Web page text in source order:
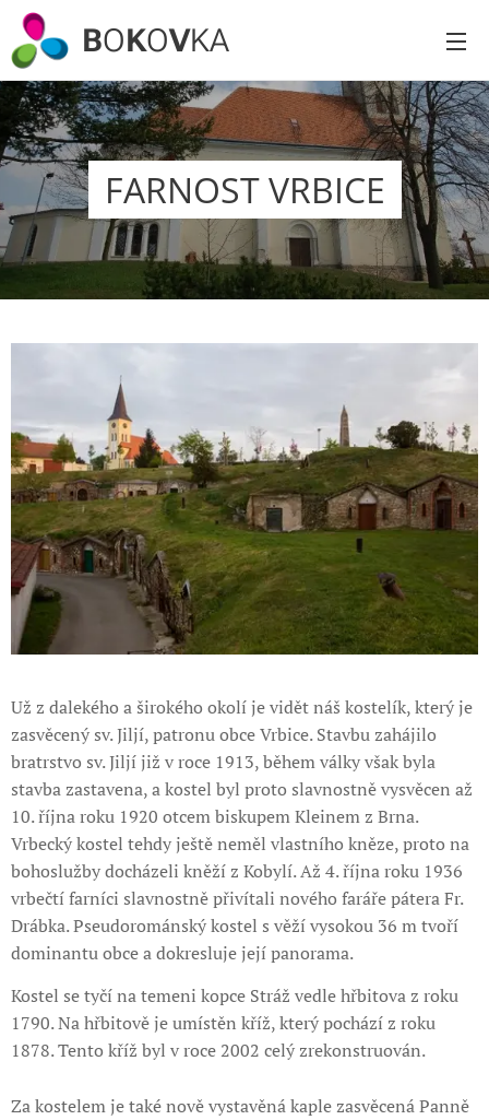
BOKOVKA
FARNOST VRBICE
Už z dalekého a širokého okolí je vidět náš kostelík, který je
zasvěcený sv. Jiljí, patronu obce Vrbice. Stavbu zahájilo
bratrstvo sv. Jiljí již v roce 1913, během války však byla
stavba zastavena, a kostel byl proto slavnostně vysvěcen až
10. října roku 1920 otcem biskupem Kleinem z Brna.
Vrbecký kostel tehdy ještě neměl vlastního kněze, proto na
bohoslužby docházeli kněží z Kobylí. Až 4. října roku 1936
vrbečtí farníci slavnostně přivítali nového faráře pátera Fr.
Drábka. Pseudorománský kostel s věží vysokou 36 m tvoří
dominantu obce a dokresluje její panorama.
Kostel se tyčí na temeni kopce Stráž vedle hřbitova z roku
1790. Na hřbitově je umístěn kříž, který pochází z roku
1878. Tento kříž byl v roce 2002 celý zrekonstruován.
Za kostelem je také nově vystavěná kaple zasvěcená Panně